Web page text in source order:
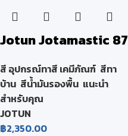
Jotun Jotamastic 87
สี อุปกรณ์ทาสี เคมีภัณฑ์ สีทา
บ้าน สีน้ำมันรองพื้น แนะนำ
สำหรับคุณ
JOTUN
฿2,350.00